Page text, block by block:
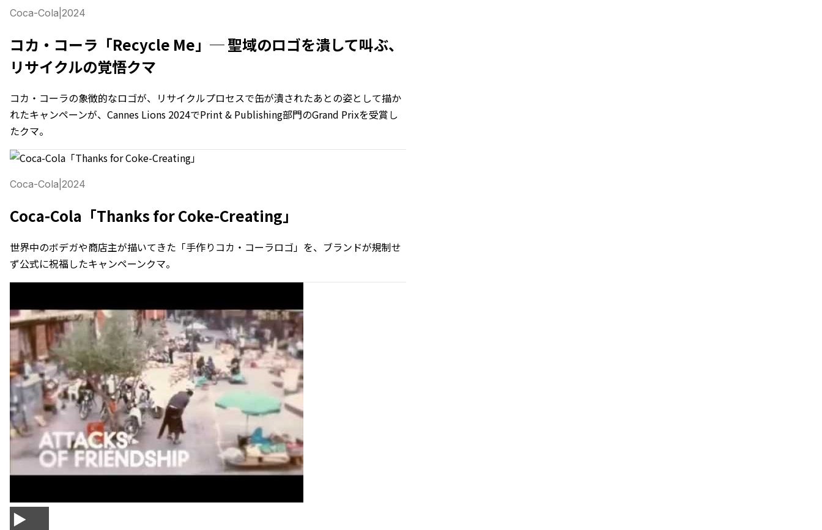
Coca-Cola 2024
コカ・コーラ「Recycle Me」─ 聖域のロゴを潰して叫ぶ、
リサイクルの覚悟クマ
コカ・コーラの象徴的なロゴが、リサイクルプロセスで缶が潰されたあとの姿として描か
れたキャンペーンが、Cannes Lions 2024でPrint & Publishing部門のGrand Prixを受賞し
たクマ。
Coca-Cola 2024
Coca-Cola「Thanks for Coke-Creating」
世界中のボデガや商店主が描いてきた「手作りコカ・コーラロゴ」を、ブランドが規制せ
ず公式に祝福したキャンペーンクマ。
▶